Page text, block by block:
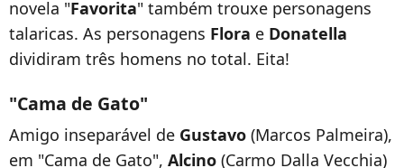
novela "Favorita" também trouxe personagens
talaricas. As personagens Flora e Donatella
dividiram três homens no total. Eita!
"Cama de Gato"
Amigo inseparável de Gustavo (Marcos Palmeira),
em "Cama de Gato", Alcino (Carmo Dalla Vecchia)